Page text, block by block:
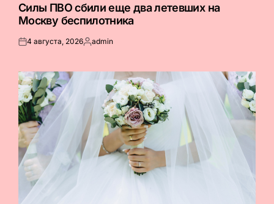
Силы ПВО сбили еще два летевших на
Москву беспилотника
Опубликовано
4 августа, 2026Запись
admin